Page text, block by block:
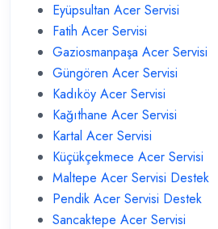
Eyüpsultan Acer Servisi
Fatih Acer Servisi
Gaziosmanpaşa Acer Servisi
Güngören Acer Servisi
Kadıköy Acer Servisi
Kağıthane Acer Servisi
Kartal Acer Servisi
Küçükçekmece Acer Servisi
Maltepe Acer Servisi Destek
Pendik Acer Servisi Destek
Sancaktepe Acer Servisi